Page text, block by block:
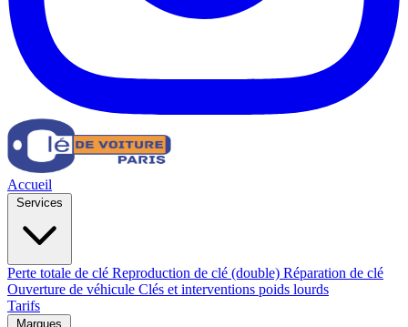
Accueil
Perte totale de clé Reproduction de clé (double) Réparation de clé
Ouverture de véhicule Clés et interventions poids lourds
Tarifs